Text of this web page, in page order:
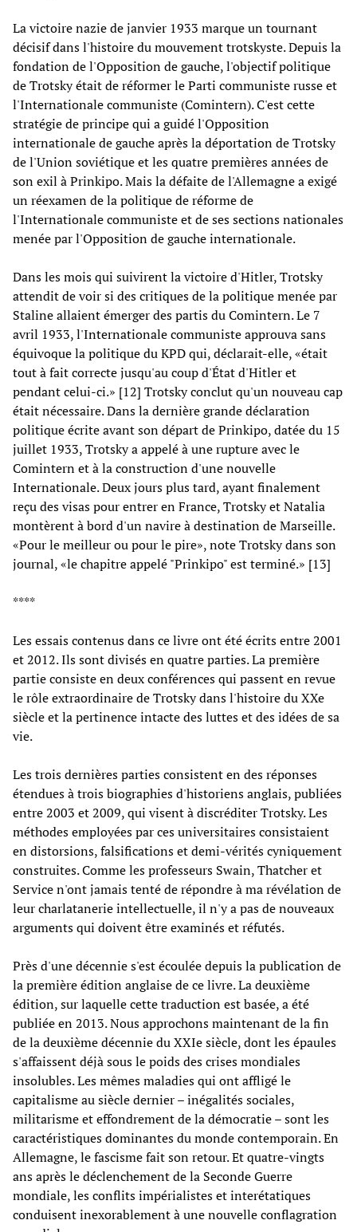
La victoire nazie de janvier 1933 marque un tournant
décisif dans l'histoire du mouvement trotskyste. Depuis la
fondation de l'Opposition de gauche, l'objectif politique
de Trotsky était de réformer le Parti communiste russe et
l'Internationale communiste (Comintern). C'est cette
stratégie de principe qui a guidé l'Opposition
internationale de gauche après la déportation de Trotsky
de l'Union soviétique et les quatre premières années de
son exil à Prinkipo. Mais la défaite de l'Allemagne a exigé
un réexamen de la politique de réforme de
l'Internationale communiste et de ses sections nationales
menée par l'Opposition de gauche internationale.
Dans les mois qui suivirent la victoire d'Hitler, Trotsky
attendit de voir si des critiques de la politique menée par
Staline allaient émerger des partis du Comintern. Le 7
avril 1933, l'Internationale communiste approuva sans
équivoque la politique du KPD qui, déclarait-elle, «était
tout à fait correcte jusqu'au coup d'État d'Hitler et
pendant celui-ci.» [12] Trotsky conclut qu'un nouveau cap
était nécessaire. Dans la dernière grande déclaration
politique écrite avant son départ de Prinkipo, datée du 15
juillet 1933, Trotsky a appelé à une rupture avec le
Comintern et à la construction d'une nouvelle
Internationale. Deux jours plus tard, ayant finalement
reçu des visas pour entrer en France, Trotsky et Natalia
montèrent à bord d'un navire à destination de Marseille.
«Pour le meilleur ou pour le pire», note Trotsky dans son
journal, «le chapitre appelé "Prinkipo" est terminé.» [13]
****
Les essais contenus dans ce livre ont été écrits entre 2001
et 2012. Ils sont divisés en quatre parties. La première
partie consiste en deux conférences qui passent en revue
le rôle extraordinaire de Trotsky dans l'histoire du XXe
siècle et la pertinence intacte des luttes et des idées de sa
vie.
Les trois dernières parties consistent en des réponses
étendues à trois biographies d'historiens anglais, publiées
entre 2003 et 2009, qui visent à discréditer Trotsky. Les
méthodes employées par ces universitaires consistaient
en distorsions, falsifications et demi-vérités cyniquement
construites. Comme les professeurs Swain, Thatcher et
Service n'ont jamais tenté de répondre à ma révélation de
leur charlatanerie intellectuelle, il n'y a pas de nouveaux
arguments qui doivent être examinés et réfutés.
Près d'une décennie s'est écoulée depuis la publication de
la première édition anglaise de ce livre. La deuxième
édition, sur laquelle cette traduction est basée, a été
publiée en 2013. Nous approchons maintenant de la fin
de la deuxième décennie du XXIe siècle, dont les épaules
s'affaissent déjà sous le poids des crises mondiales
insolubles. Les mêmes maladies qui ont affligé le
capitalisme au siècle dernier – inégalités sociales,
militarisme et effondrement de la démocratie – sont les
caractéristiques dominantes du monde contemporain. En
Allemagne, le fascisme fait son retour. Et quatre-vingts
ans après le déclenchement de la Seconde Guerre
mondiale, les conflits impérialistes et interétatiques
conduisent inexorablement à une nouvelle conflagration